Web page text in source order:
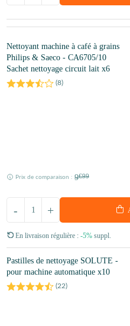
Nettoyant machine à café à grains
Philips & Saeco - CA6705/10
Sachet nettoyage circuit lait x6
(8)
Prix de comparaison : 9€99
+
-
En livraison régulière : -5% suppl.
Pastilles de nettoyage SOLUTE -
pour machine automatique x10
(22)